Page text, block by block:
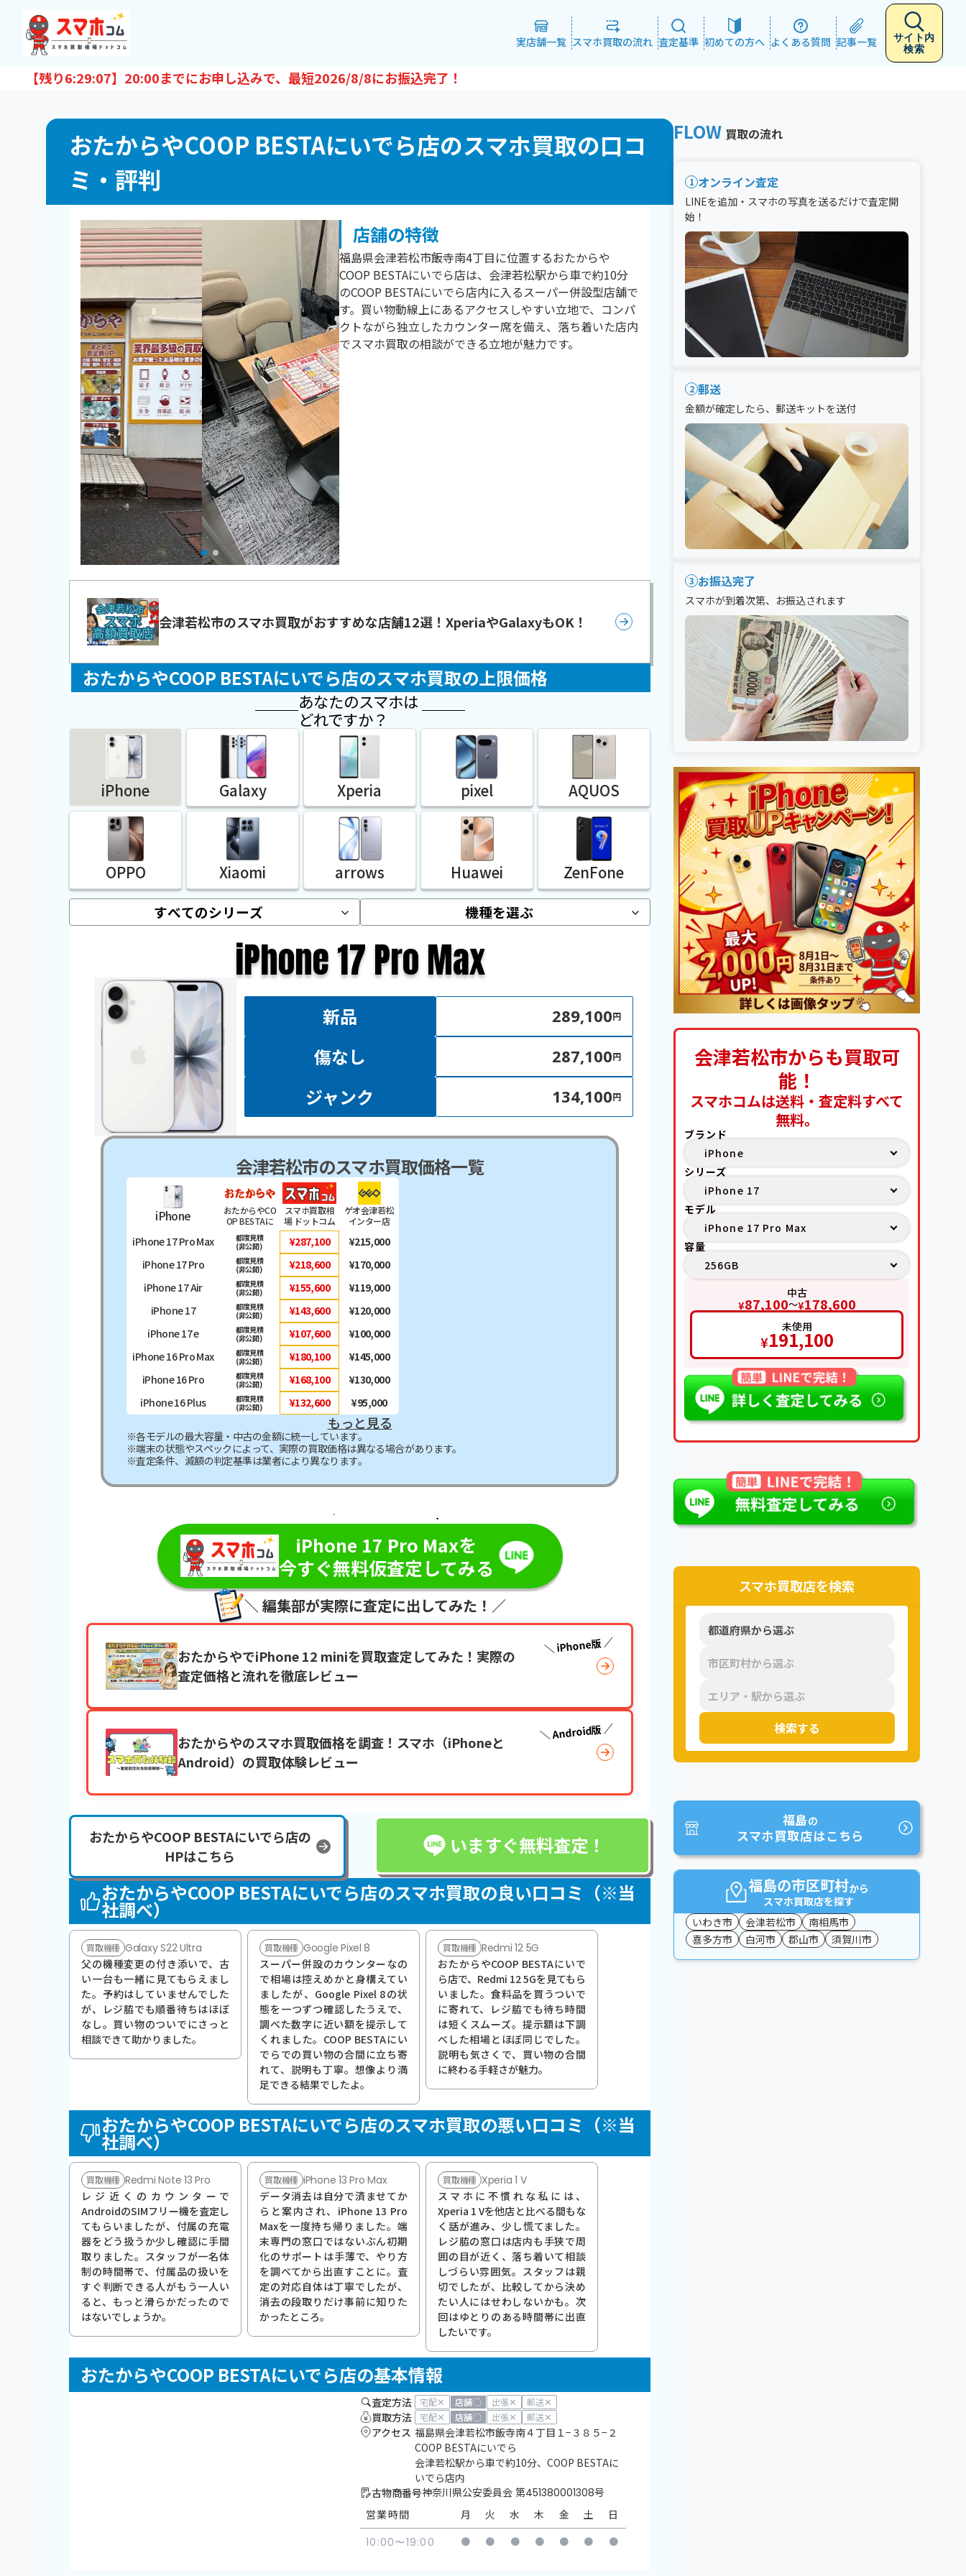
実店舗一覧 スマホ買取の流れ 査定基準 初めての方へ よくある質問 記事一覧
サイト内
検索
【残り6:29:06】20:00までにお申し込みで、最短2026/8/8にお振込完了！
おたからやCOOP BESTAにいでら店のスマホ買取の口コ
ミ・評判
店舗の特徴
福島県会津若松市飯寺南4丁目に位置するおたからや
COOP BESTAにいでら店は、会津若松駅から車で約10分
のCOOP BESTAにいでら店内に入るスーパー併設型店舗で
す。買い物動線上にあるアクセスしやすい立地で、コンパ
クトながら独立したカウンター席を備え、落ち着いた店内
でスマホ買取の相談ができる立地が魅力です。
会津若松市のスマホ買取がおすすめな店舗12選！XperiaやGalaxyもOK！
おたからやCOOP BESTAにいでら店のスマホ買取の上限価格
あなたのスマホは
どれですか？
iPhone Galaxy Xperia pixel AQUOS
OPPO Xiaomi arrows Huawei ZenFone
iPhone 17 Pro Max
新品 289,100円
傷なし 287,100円
ジャンク 134,100円
会津若松市のスマホ買取価格一覧
iPhone
iPhone 17 Pro Max
iPhone 17 Pro
iPhone 17 Air
iPhone 17
iPhone 17 e
iPhone 16 Pro Max
iPhone 16 Pro
iPhone 16 Plus
おたからやCO
OP BESTAに
いでら店
都度見積
(非公開)
都度見積
(非公開)
都度見積
(非公開)
都度見積
(非公開)
都度見積
(非公開)
都度見積
(非公開)
都度見積
(非公開)
都度見積
(非公開)
スマホ買取相
場 ドットコム
¥287,100
¥218,600
¥155,600
¥143,600
¥107,600
¥180,100
¥168,100
¥132,600
ゲオ会津若松
インター店
¥215,000
¥170,000
¥119,000
¥120,000
¥100,000
¥145,000
¥130,000
¥95,000
もっと見る
※各モデルの最大容量・中古の金額に統一しています。
※端末の状態やスペックによって、実際の買取価格は異なる場合があります。
※査定条件、減額の判定基準は業者により異なります。
＼最短即日・現金で振り込み！／
iPhone 17 Pro Maxを
今すぐ無料仮査定してみる
＼ 編集部が実際に査定に出してみた！／
iPhone版
おたからやでiPhone 12 miniを買取査定してみた！実際の
査定価格と流れを徹底レビュー
Android版
おたからやのスマホ買取価格を調査！スマホ（iPhoneと
Android）の買取体験レビュー
おたからやCOOP BESTAにいでら店の
HPはこちら
いますぐ無料査定！
おたからやCOOP BESTAにいでら店のスマホ買取の良い口コミ（※当
社調べ）
買取機種 Galaxy S22 Ultra
父の機種変更の付き添いで、古
い一台も一緒に見てもらえまし
た。予約はしていませんでした
が、レジ脇でも順番待ちはほぼ
なし。買い物のついでにさっと
相談できて助かりました。
買取機種 Google Pixel 8
スーパー併設のカウンターなの
で相場は控えめかと身構えてい
ましたが、Google Pixel 8の状
態を一つずつ確認したうえで、
調べた数字に近い額を提示して
くれました。COOP BESTAにい
でらでの買い物の合間に立ち寄
れて、説明も丁寧。想像より満
足できる結果でしたよ。
買取機種 Redmi 12 5G
おたからやCOOP BESTAにいで
ら店で、Redmi 12 5Gを見てもら
いました。食料品を買うついで
に寄れて、レジ脇でも待ち時間
は短くスムーズ。提示額は下調
べした相場とほぼ同じでした。
説明も気さくで、買い物の合間
に終わる手軽さが魅力。
おたからやCOOP BESTAにいでら店のスマホ買取の悪い口コミ（※当
社調べ）
買取機種 Redmi Note 13 Pro
レジ近くのカウンターで
AndroidのSIMフリー機を査定し
てもらいましたが、付属の充電
器をどう扱うか少し確認に手間
取りました。スタッフが一名体
制の時間帯で、付属品の扱いを
すぐ判断できる人がもう一人い
ると、もっと滑らかだったので
はないでしょうか。
買取機種 iPhone 13 Pro Max
データ消去は自分で済ませてか
らと案内され、iPhone 13 Pro
Maxを一度持ち帰りました。端
末専門の窓口ではないぶん初期
化のサポートは手薄で、やり方
を調べてから出直すことに。査
定の対応自体は丁寧でしたが、
消去の段取りだけ事前に知りた
かったところ。
買取機種 Xperia 1 V
スマホに不慣れな私には、
Xperia 1 Vを他店と比べる間もな
く話が進み、少し慌てました。
レジ脇の窓口は店内も手狭で周
囲の目が近く、落ち着いて相談
しづらい雰囲気。スタッフは親
切でしたが、比較してから決め
たい人にはせわしないかも。次
回はゆとりのある時間帯に出直
したいです。
おたからやCOOP BESTAにいでら店の基本情報
査定方法 宅配✕ 店舗〇 出張✕ 郵送✕
買取方法 宅配✕ 店舗〇 出張✕ 郵送✕
アクセス 福島県会津若松市飯寺南４丁目１−３８５−２
COOP BESTAにいでら
会津若松駅から車で約10分、COOP BESTAに
いでら店内
古物商番号神奈川県公安委員会 第451380001308号
営業時間
10:00〜19:00
月
●
火
●
水
●
木
●
金
●
土
●
日
●
FLOW 買取の流れ
1 オンライン査定
LINEを追加・スマホの写真を送るだけで査定開
始！
2 郵送
金額が確定したら、郵送キットを送付
3 お振込完了
スマホが到着次第、お振込されます
会津若松市からも買取可
能！
スマホコムは送料・査定料すべて
無料。
ブランド
シリーズ
モデル
容量
中古
¥87,100〜¥178,600
未使用
¥191,100
スマホ買取店を検索
検索する
福島の
スマホ買取店はこちら
福島の市区町村から
スマホ買取店を探す
いわき市
会津若松市
南相馬市
喜多方市
白河市 郡山市 須賀川市